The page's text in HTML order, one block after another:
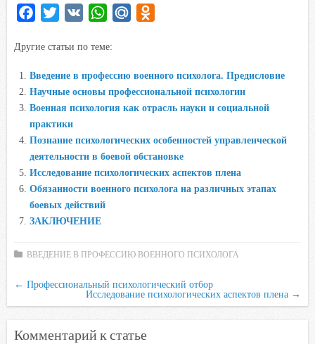
c
b
o
o
k
i
e
r
W
a
A
p
R
l
s
s
n
i
Другие статьи по теме:
Введение в профессию военного психолога. Предисловие
Научные основы профессиональной психологии
Военная психология как отрасль науки и социальной
практики
Познание психологических особенностей управленческой
деятельности в боевой обстановке
Исследование психологических аспектов плена
Обязанности военного психолога на различных этапах
боевых действий
ЗАКЛЮЧЕНИЕ
ВВЕДЕНИЕ В ПРОФЕССИЮ ВОЕННОГО ПСИХОЛОГА
← Профессиональный психологический отбор
Исследование психологических аспектов плена →
Комментарий к статье